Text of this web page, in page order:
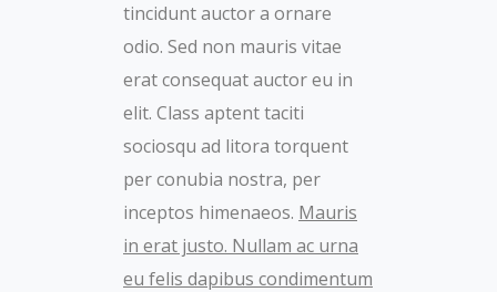
tincidunt auctor a ornare
odio. Sed non mauris vitae
erat consequat auctor eu in
elit. Class aptent taciti
sociosqu ad litora torquent
per conubia nostra, per
inceptos himenaeos. Mauris
in erat justo. Nullam ac urna
eu felis dapibus condimentum